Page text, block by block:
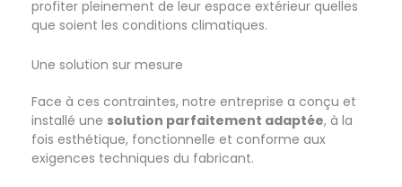
profiter pleinement de leur espace extérieur quelles
que soient les conditions climatiques.
Une solution sur mesure
Face à ces contraintes, notre entreprise a conçu et
installé une solution parfaitement adaptée, à la
fois esthétique, fonctionnelle et conforme aux
exigences techniques du fabricant.